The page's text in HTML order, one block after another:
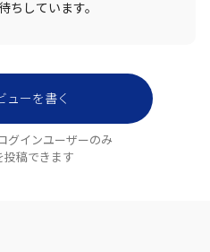
ちしています。
ューを書く
グインユーザーのみ
投稿できます